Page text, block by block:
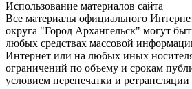
Использование материалов сайта
Все материалы официального
округа "Город Архангельск" могут
любых средствах массовой
Интернет или на любых иных
ограничений по объему и срокам
условием перепечатки и ретрансляции